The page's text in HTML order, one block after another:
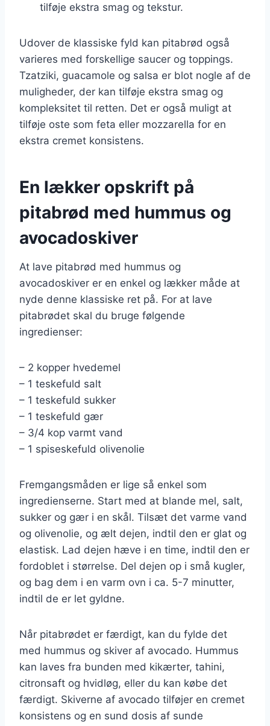
tilføje ekstra smag og tekstur.
Udover de klassiske fyld kan pitabrød også
varieres med forskellige saucer og toppings.
Tzatziki, guacamole og salsa er blot nogle af de
muligheder, der kan tilføje ekstra smag og
kompleksitet til retten. Det er også muligt at
tilføje oste som feta eller mozzarella for en
ekstra cremet konsistens.
En lækker opskrift på
pitabrød med hummus og
avocadoskiver
At lave pitabrød med hummus og
avocadoskiver er en enkel og lækker måde at
nyde denne klassiske ret på. For at lave
pitabrødet skal du bruge følgende
ingredienser:
– 2 kopper hvedemel
– 1 teskefuld salt
– 1 teskefuld sukker
– 1 teskefuld gær
– 3/4 kop varmt vand
– 1 spiseskefuld olivenolie
Fremgangsmåden er lige så enkel som
ingredienserne. Start med at blande mel, salt,
sukker og gær i en skål. Tilsæt det varme vand
og olivenolie, og ælt dejen, indtil den er glat og
elastisk. Lad dejen hæve i en time, indtil den er
fordoblet i størrelse. Del dejen op i små kugler,
og bag dem i en varm ovn i ca. 5-7 minutter,
indtil de er let gyldne.
Når pitabrødet er færdigt, kan du fylde det
med hummus og skiver af avocado. Hummus
kan laves fra bunden med kikærter, tahini,
citronsaft og hvidløg, eller du kan købe det
færdigt. Skiverne af avocado tilføjer en cremet
konsistens og en sund dosis af sunde